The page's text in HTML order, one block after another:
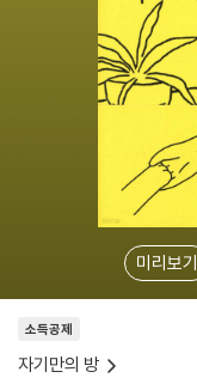
미리보기
소득공제
자기만의 방